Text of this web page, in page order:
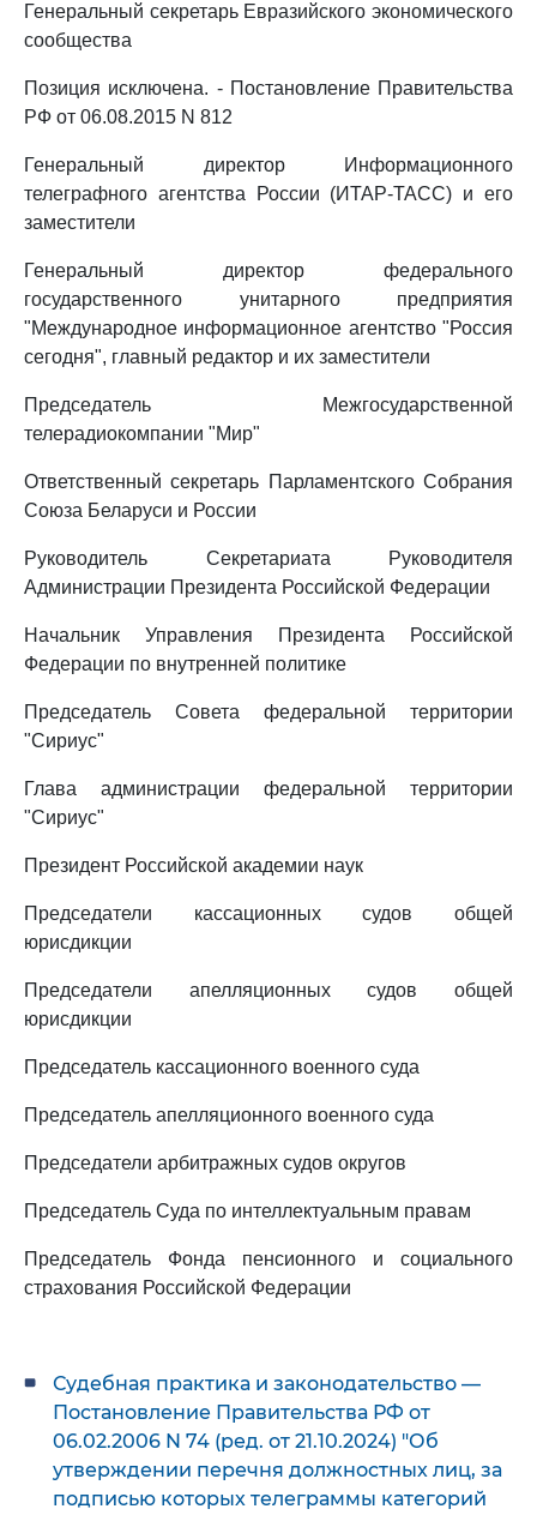
Генеральный секретарь Евразийского экономического
сообщества
Позиция исключена. - Постановление Правительства
РФ от 06.08.2015 N 812
Генеральный директор Информационного
телеграфного агентства России (ИТАР-ТАСС) и его
заместители
Генеральный директор федерального
государственного унитарного предприятия
"Международное информационное агентство "Россия
сегодня", главный редактор и их заместители
Председатель Межгосударственной
телерадиокомпании "Мир"
Ответственный секретарь Парламентского Собрания
Союза Беларуси и России
Руководитель Секретариата Руководителя
Администрации Президента Российской Федерации
Начальник Управления Президента Российской
Федерации по внутренней политике
Председатель Совета федеральной территории
"Сириус"
Глава администрации федеральной территории
"Сириус"
Президент Российской академии наук
Председатели кассационных судов общей
юрисдикции
Председатели апелляционных судов общей
юрисдикции
Председатель кассационного военного суда
Председатель апелляционного военного суда
Председатели арбитражных судов округов
Председатель Суда по интеллектуальным правам
Председатель Фонда пенсионного и социального
страхования Российской Федерации
Судебная практика и законодательство —
Постановление Правительства РФ от
06.02.2006 N 74 (ред. от 21.10.2024) "Об
утверждении перечня должностных лиц, за
подписью которых телеграммы категорий